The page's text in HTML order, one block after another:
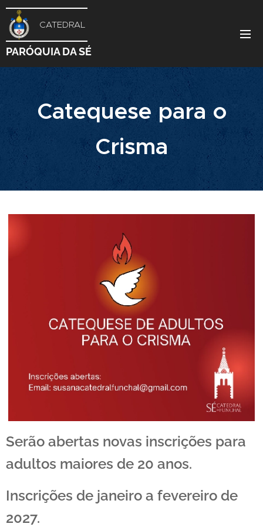
CATEDRAL
PARÓQUIA DA SÉ
Catequese para o
Crisma
Serão abertas novas inscrições para
adultos maiores de 20 anos.
Inscrições de janeiro a fevereiro de
2027.